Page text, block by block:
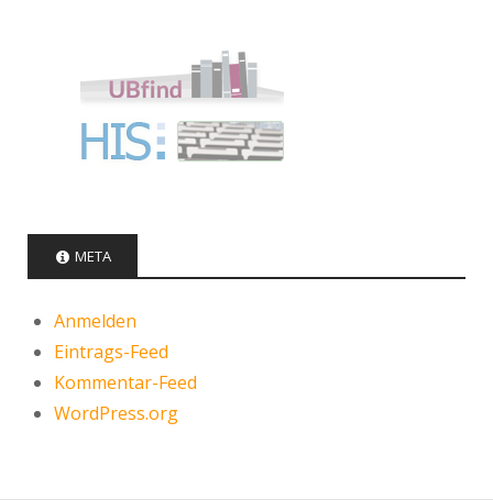
META
Anmelden
Eintrags-Feed
Kommentar-Feed
WordPress.org